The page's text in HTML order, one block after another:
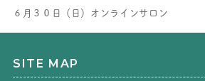
６月３０日（日）オンラインサロン
SITE MAP